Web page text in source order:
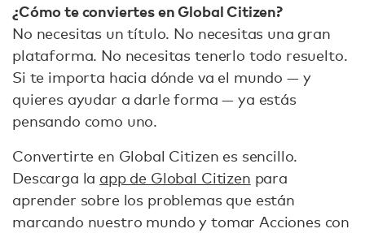
¿Cómo te conviertes en Global Citizen?
No necesitas un título. No necesitas una gran
plataforma. No necesitas tenerlo todo resuelto.
Si te importa hacia dónde va el mundo — y
quieres ayudar a darle forma — ya estás
pensando como uno.
Convertirte en Global Citizen es sencillo.
Descarga la app de Global Citizen para
aprender sobre los problemas que están
marcando nuestro mundo y tomar Acciones con